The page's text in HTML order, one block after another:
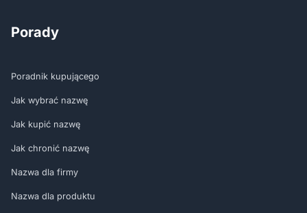
Porady
Poradnik kupującego
Jak wybrać nazwę
Jak kupić nazwę
Jak chronić nazwę
Nazwa dla firmy
Nazwa dla produktu